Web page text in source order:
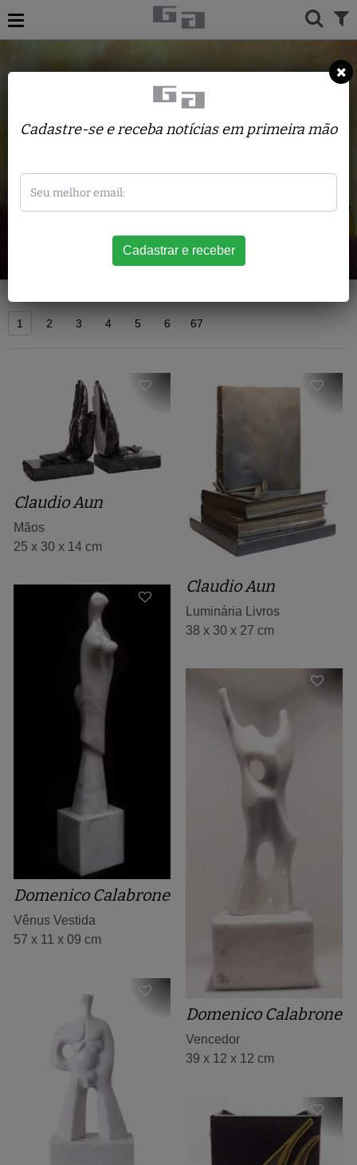
Acervo
1 2 3 4 5 6 67
Claudio Aun
Mãos
25 x 30 x 14 cm
Claudio Aun
Luminária Livros
38 x 30 x 27 cm
Domenico Calabrone
Vênus Vestida
57 x 11 x 09 cm
Domenico Calabrone
Vencedor
39 x 12 x 12 cm
Cadastre-se e receba notícias em primeira mão